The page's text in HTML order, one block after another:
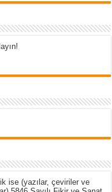
ise (yazılar, çeviriler ve